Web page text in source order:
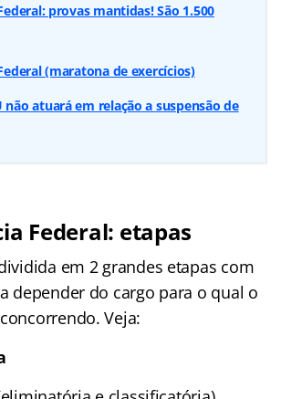
provas mantidas! São 1.500
(maratona de exercícios)
não atuará em relação a suspensão de
Federal: etapas
em 2 grandes etapas com
depender do cargo para o qual o
Veja: